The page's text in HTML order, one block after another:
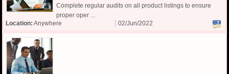
Complete regular audits on all product listings to ensure
proper oper ...
Location: Anywhere 02/Jun/2022